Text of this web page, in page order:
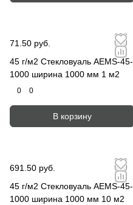
71.50 руб.
45 г/м2 Стекловуаль AEMS-45-
1000 ширина 1000 мм 1 м2
0 0
В корзину
691.50 руб.
45 г/м2 Стекловуаль AEMS-45-
1000 ширина 1000 мм 10 м2